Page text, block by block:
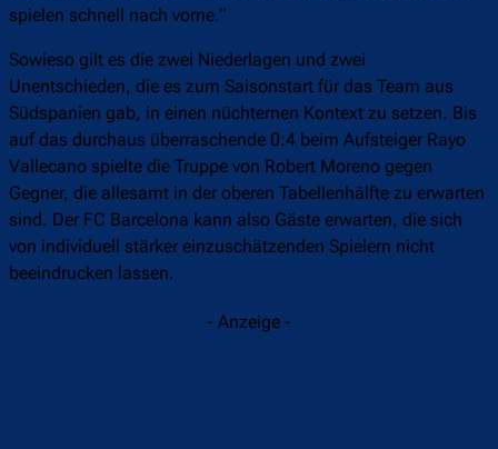
spielen schnell nach vorne.“
Sowieso gilt es die zwei Niederlagen und zwei
Unentschieden, die es zum Saisonstart für das Team aus
Südspanien gab, in einen nüchternen Kontext zu setzen. Bis
auf das durchaus überraschende 0:4 beim Aufsteiger Rayo
Vallecano spielte die Truppe von Robert Moreno gegen
Gegner, die allesamt in der oberen Tabellenhälfte zu erwarten
sind. Der FC Barcelona kann also Gäste erwarten, die sich
von individuell stärker einzuschätzenden Spielern nicht
beeindrucken lassen.
- Anzeige -